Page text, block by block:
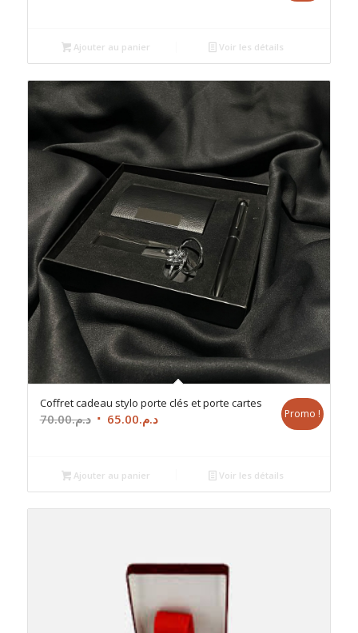
était :
د.م.85.00.
د.م.80.00.
Ajouter au panier Voir les détails
Coffret cadeau stylo porte clés et porte cartes
د.م.70.00
Le
était :
د.م.70.00.
د.م.65.00
Le
د.م.65.00.
Promo !
Ajouter au panier Voir les détails